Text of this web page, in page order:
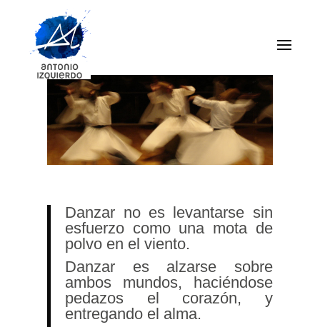
Cita sobre la Danza
Danzar no es levantarse sin
esfuerzo como una mota de
polvo en el viento.
Danzar es alzarse sobre
ambos mundos, haciéndose
pedazos el corazón, y
entregando el alma.